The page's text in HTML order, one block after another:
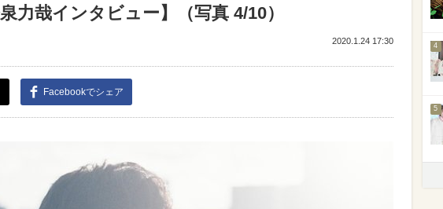
力哉インタビュー】（写真 4/10）
2020.1.24 17:30
Facebookでシェア
4
5